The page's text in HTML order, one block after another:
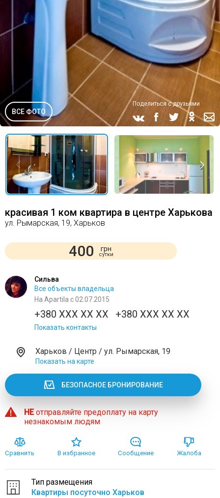
ВСЕ ФОТО
Поделиться с друзьями
красивая 1 ком квартира в центре Харькова
ул. Рымарская, 19, Харьков
400 грн
сутки
Сильва
Все объекты владельца
На Apartila с 02.07.2015
+380 XXX XX XX +380 XXX XX XX
Показать контакты
Харьков / Центр / ул. Рымарская, 19
Показать на карте
БЕЗОПАСНОЕ БРОНИРОВАНИЕ
НЕотправляйте предоплату на карту
незнакомым людям
Сравнить В избранное Сообщение Жалоба
Тип размещения
Квартиры посуточно Харьков